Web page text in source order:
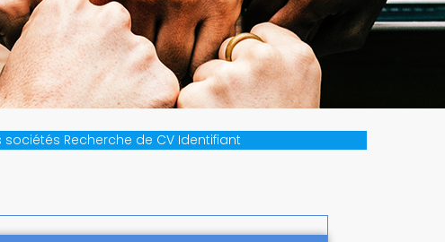
sociétés Recherche de CV Identifiant